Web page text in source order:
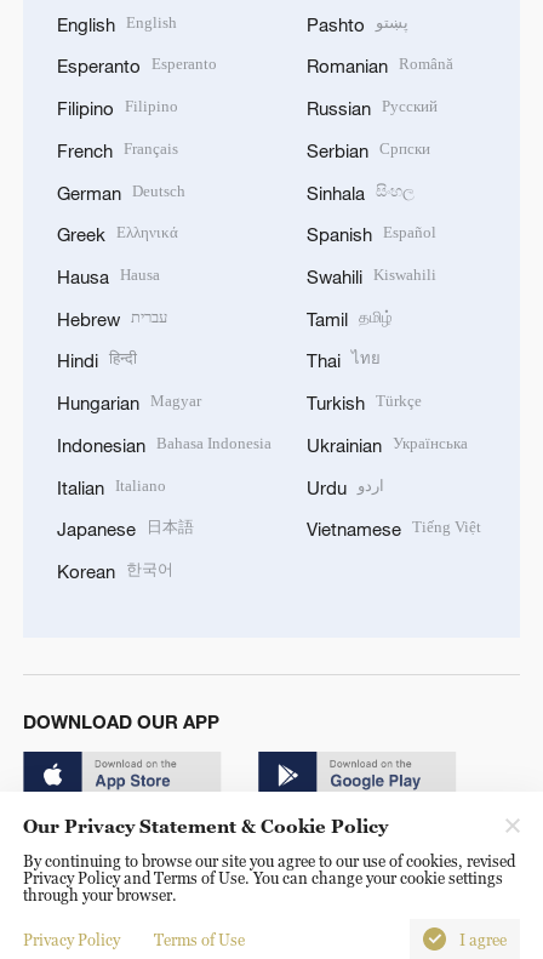
English English
Esperanto Esperanto
Filipino Filipino
French Français
German Deutsch
Greek Ελληνικά
Hausa Hausa
Hebrew עברית
Hindi हिन्दी
Hungarian Magyar
Indonesian Bahasa Indonesia
Italian Italiano
Japanese 日本語
Korean 한국어
Pashto پښتو
Romanian Română
Russian Русский
Serbian Српски
Sinhala සිංහල
Spanish Español
Swahili Kiswahili
Tamil தமிழ்
Thai ไทย
Turkish Türkçe
Ukrainian Українська
Urdu اردو
Vietnamese Tiếng Việt
DOWNLOAD OUR APP
© China Radio International.CRI. All Rights Reserved. 16A
Shijingshan Road, Beijing, China. 100040
Our Privacy Statement & Cookie Policy
By continuing to browse our site you agree to our use of cookies, revised
Privacy Policy and Terms of Use. You can change your cookie settings
through your browser.
Privacy Policy Terms of Use I agree